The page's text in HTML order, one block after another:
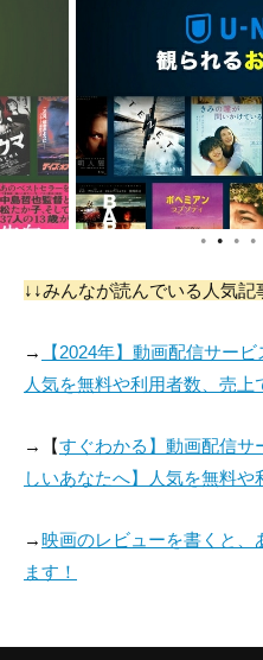
● ● ● ●
↓↓みんなが読んでいる人気記
→
【2024年】動画配信サー
人気を無料や利用者数、売上
→【すぐわかる】動画配信サ
しいあなたへ】人気を無料
→映画のレビューを書くと、
ます！